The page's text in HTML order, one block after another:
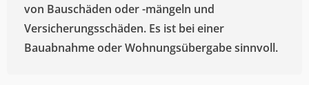
von Bauschäden oder -mängeln und
Versicherungsschäden. Es ist bei einer
Bauabnahme oder Wohnungsübergabe sinnvoll.